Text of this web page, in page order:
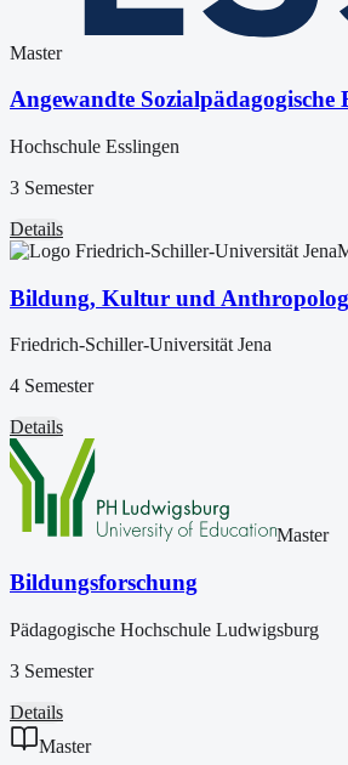
Master
Angewandte Sozialpädagogische
Hochschule Esslingen
3 Semester
Details
Bildung, Kultur und
Friedrich-Schiller-Universität Jena
4 Semester
Details
Master
Bildungsforschung
Pädagogische Hochschule Ludwigsburg
3 Semester
Details
Master